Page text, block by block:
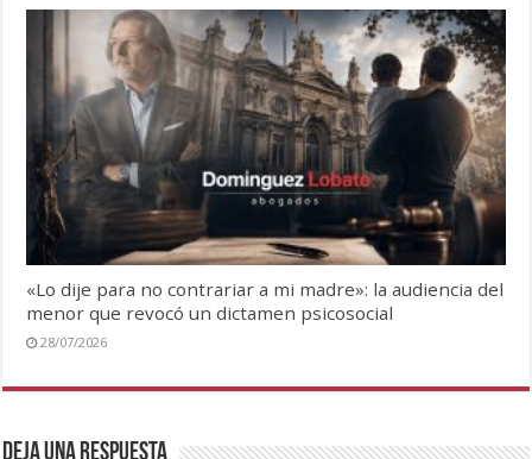
«Lo dije para no contrariar a mi madre»: la audiencia del
menor que revocó un dictamen psicosocial
28/07/2026